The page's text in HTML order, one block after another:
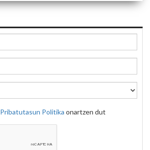
Pribatutasun Politika onartzen dut